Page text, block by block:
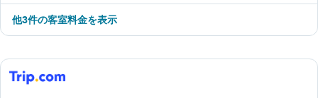
​他3件の客室料金を表示